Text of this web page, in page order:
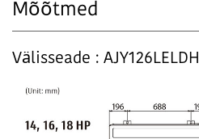
Mõõtmed
Välisseade : AJY126LELDH